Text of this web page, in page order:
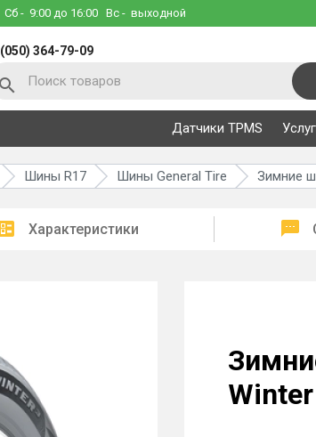
Сб - 9:00 до 16:00 Вс - выходной
(050) 364-79-09
Датчики TPMS
Шины R17 Шины General Tire Зимние
Характеристики